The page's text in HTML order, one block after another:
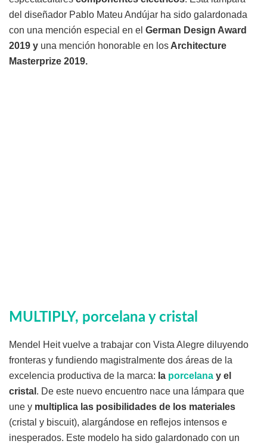
del diseñador Pablo Mateu Andújar ha sido galardonada
con una mención especial en el German Design Award
2019 y una mención honorable en los Architecture
Masterprize 2019.
MULTIPLY, porcelana y cristal
Mendel Heit vuelve a trabajar con Vista Alegre diluyendo
fronteras y fundiendo magistralmente dos áreas de la
excelencia productiva de la marca: la porcelana y el
cristal . De este nuevo encuentro nace una lámpara que
une y multiplica las posibilidades de los materiales
(cristal y biscuit), alargándose en reflejos intensos e
inesperados. Este modelo ha sido galardonado con un